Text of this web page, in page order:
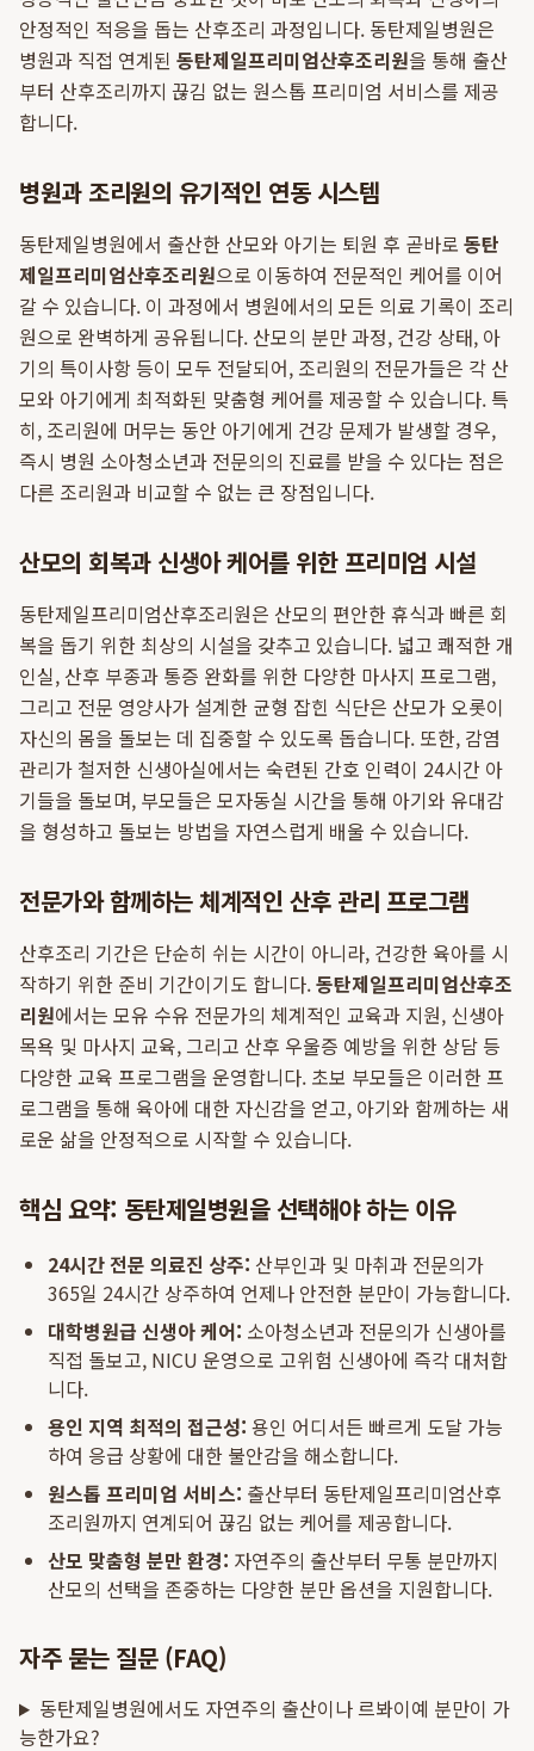
안정적인 적응을 돕는 산후조리 과정입니다. 동탄제일병원은
병원과 직접 연계된 동탄제일프리미엄산후조리원을 통해 출산
부터 산후조리까지 끊김 없는 원스톱 프리미엄 서비스를 제공
합니다.
병원과 조리원의 유기적인 연동 시스템
동탄제일병원에서 출산한 산모와 아기는 퇴원 후 곧바로 동탄
제일프리미엄산후조리원으로 이동하여 전문적인 케어를 이어
갈 수 있습니다. 이 과정에서 병원에서의 모든 의료 기록이 조리
원으로 완벽하게 공유됩니다. 산모의 분만 과정, 건강 상태, 아
기의 특이사항 등이 모두 전달되어, 조리원의 전문가들은 각 산
모와 아기에게 최적화된 맞춤형 케어를 제공할 수 있습니다. 특
히, 조리원에 머무는 동안 아기에게 건강 문제가 발생할 경우,
즉시 병원 소아청소년과 전문의의 진료를 받을 수 있다는 점은
다른 조리원과 비교할 수 없는 큰 장점입니다.
산모의 회복과 신생아 케어를 위한 프리미엄 시설
동탄제일프리미엄산후조리원은 산모의 편안한 휴식과 빠른 회
복을 돕기 위한 최상의 시설을 갖추고 있습니다. 넓고 쾌적한 개
인실, 산후 부종과 통증 완화를 위한 다양한 마사지 프로그램,
그리고 전문 영양사가 설계한 균형 잡힌 식단은 산모가 오롯이
자신의 몸을 돌보는 데 집중할 수 있도록 돕습니다. 또한, 감염
관리가 철저한 신생아실에서는 숙련된 간호 인력이 24시간 아
기들을 돌보며, 부모들은 모자동실 시간을 통해 아기와 유대감
을 형성하고 돌보는 방법을 자연스럽게 배울 수 있습니다.
전문가와 함께하는 체계적인 산후 관리 프로그램
산후조리 기간은 단순히 쉬는 시간이 아니라, 건강한 육아를 시
작하기 위한 준비 기간이기도 합니다.동탄제일프리미엄산후조
리원에서는 모유 수유 전문가의 체계적인 교육과 지원, 신생아
목욕 및 마사지 교육, 그리고 산후 우울증 예방을 위한 상담 등
다양한 교육 프로그램을 운영합니다. 초보 부모들은 이러한 프
로그램을 통해 육아에 대한 자신감을 얻고, 아기와 함께하는 새
로운 삶을 안정적으로 시작할 수 있습니다.
핵심 요약: 동탄제일병원을 선택해야 하는 이유
24시간 전문 의료진 상주: 산부인과 및 마취과 전문의가
365일 24시간 상주하여 언제나 안전한 분만이 가능합니다.
대학병원급 신생아 케어: 소아청소년과 전문의가 신생아를
직접 돌보고, NICU 운영으로 고위험 신생아에 즉각 대처합
니다.
용인 지역 최적의 접근성: 용인 어디서든 빠르게 도달 가능
하여 응급 상황에 대한 불안감을 해소합니다.
원스톱 프리미엄 서비스: 출산부터 동탄제일프리미엄산후
조리원까지 연계되어 끊김 없는 케어를 제공합니다.
산모 맞춤형 분만 환경: 자연주의 출산부터 무통 분만까지
산모의 선택을 존중하는 다양한 분만 옵션을 지원합니다.
자주 묻는 질문 (FAQ)
동탄제일병원에서도 자연주의 출산이나 르봐이예 분만이 가
능한가요?